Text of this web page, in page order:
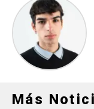
Más